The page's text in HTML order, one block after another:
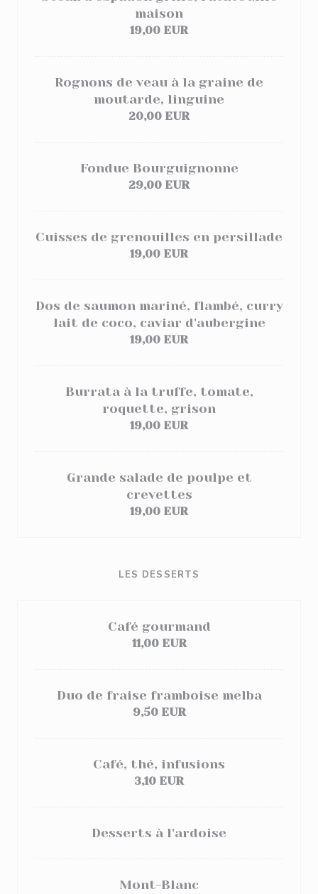
maison
19,00 EUR
Rognons de veau à la graine de
moutarde, linguine
20,00 EUR
Fondue Bourguignonne
29,00 EUR
Cuisses de grenouilles en persillade
19,00 EUR
Dos de saumon mariné, flambé, curry
lait de coco, caviar d'aubergine
19,00 EUR
Burrata à la truffe, tomate,
roquette, grison
19,00 EUR
Grande salade de poulpe et
crevettes
19,00 EUR
LES DESSERTS
Café gourmand
11,00 EUR
Duo de fraise framboise melba
9,50 EUR
Café, thé, infusions
3,10 EUR
Desserts à l'ardoise
Mont-Blanc